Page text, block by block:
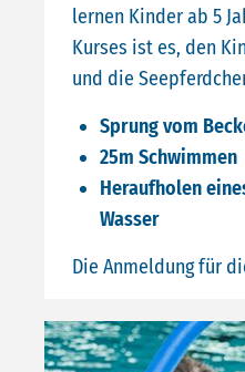
lernen Kinder ab 5
Kurses ist es, den
und die
Sprung vom
25m Schwimmen
Heraufholen
Wasser
Die Anmeldung für